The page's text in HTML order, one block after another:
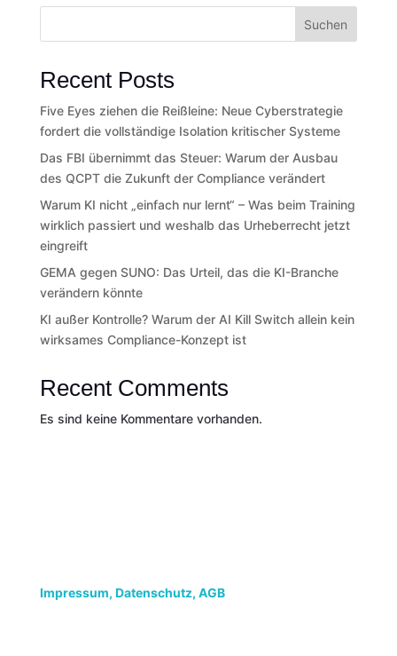
Suchen
Recent Posts
Five Eyes ziehen die Reißleine: Neue Cyberstrategie
fordert die vollständige Isolation kritischer Systeme
Das FBI übernimmt das Steuer: Warum der Ausbau
des QCPT die Zukunft der Compliance verändert
Warum KI nicht „einfach nur lernt“ – Was beim Training
wirklich passiert und weshalb das Urheberrecht jetzt
eingreift
GEMA gegen SUNO: Das Urteil, das die KI-Branche
verändern könnte
KI außer Kontrolle? Warum der AI Kill Switch allein kein
wirksames Compliance-Konzept ist
Recent Comments
Es sind keine Kommentare vorhanden.
Impressum, Datenschutz, AGB